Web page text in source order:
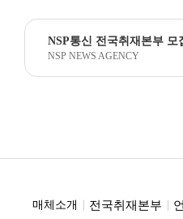
NSP통신 전국취재본부 모
NSP NEWS AGENCY
매체소개 전국취재본부